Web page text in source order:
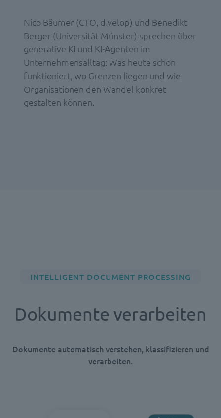
Nico Bäumer (CTO, d.velop) und Benedikt
Berger (Universität Münster) sprechen über
generative KI und KI-Agenten im
Unternehmensalltag: Was heute schon
funktioniert, wo Grenzen liegen und wie
Organisationen den Wandel konkret
gestalten können.
INTELLIGENT DOCUMENT PROCESSING
Dokumente verarbeiten
Dokumente automatisch verstehen, klassifizieren und
verarbeiten.